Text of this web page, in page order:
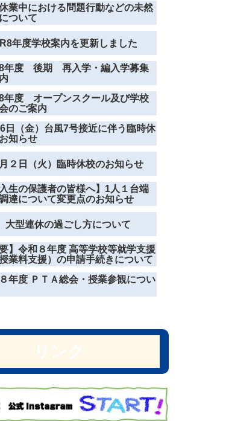
業中における問題行動などの未然
ついて
R8年度学校案内を更新しました
年度 後期 再入学・編入学募集
年度 オープンスクール及び学校
のご案内
日（金）台風7号接近に伴う臨時休
知らせ
２日（火）臨時休校のお知らせ
入生の保護者の皆様へ】1人１台端
達について変更点のお知らせ
大型連休の過ごし方について
要】令和８年度 高等学校等就学支援
業料支援）の申請手続きについて
年度 ＰＴＡ総会・授業参観につい